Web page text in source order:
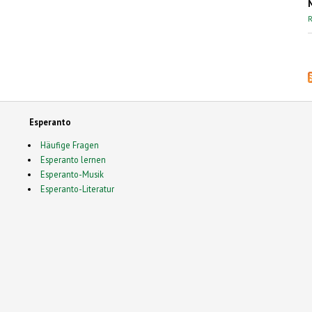
Esperanto
Häufige Fragen
Esperanto lernen
Esperanto-Musik
Esperanto-Literatur